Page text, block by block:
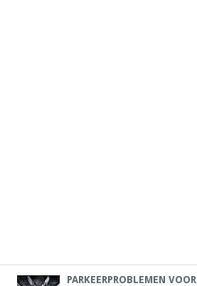
PARKEERPROBLEMEN VOOR